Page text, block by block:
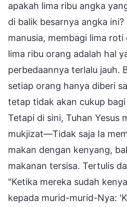
apakah lima ribu angka
di balik besarnya angka
manusia, membagi lima
lima ribu orang adalah hal
perbedaannya terlalu jauh.
setiap orang hanya diberi
tetap tidak akan cukup
Tetapi di sini, Tuhan Yesus
mukjizat—Tidak saja Ia
makan dengan kenyang,
makanan tersisa. Tertulis
"Ketika mereka sudah
kepada murid-murid-Nya: